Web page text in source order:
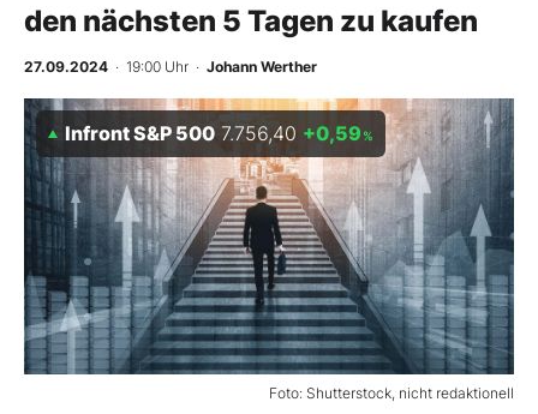
BO-Musterdepots
Experten
Mein B:O
Mein Konto
den nächsten 5 Tagen zu kaufen
27.09.2024 · 19:00 Uhr · Johann Werther
Foto: Shutterstock, nicht redaktionell
Infront S&P 500 7.756,40 +0,59 %